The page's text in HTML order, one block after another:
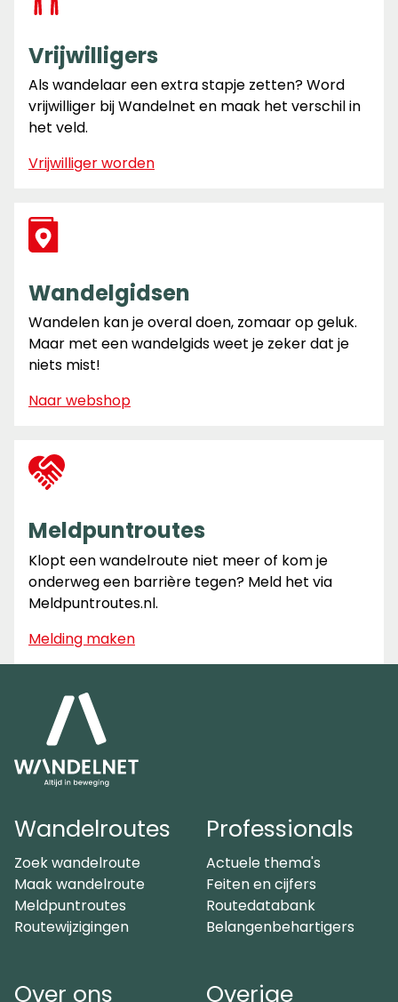
Vrijwilligers
Als wandelaar een extra stapje zetten? Word
vrijwilliger bij Wandelnet en maak het verschil in
het veld.
Vrijwilliger worden
Wandelgidsen
Wandelen kan je overal doen, zomaar op geluk.
Maar met een wandelgids weet je zeker dat je
niets mist!
Naar webshop
Meldpuntroutes
Klopt een wandelroute niet meer of kom je
onderweg een barrière tegen? Meld het via
Meldpuntroutes.nl.
Melding maken
Wandelroutes
Zoek wandelroute
Maak wandelroute
Meldpuntroutes
Routewijzigingen
Professionals
Actuele thema's
Feiten en cijfers
Routedatabank
Belangenbehartigers
Over ons Overige